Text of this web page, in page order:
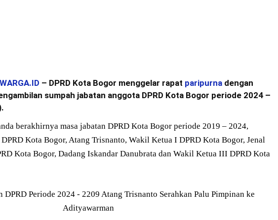
– DPRD Kota Bogor menggelar rapat paripurna dengan
sumpah jabatan anggota DPRD Kota Bogor periode 2024 –
berakhirnya masa jabatan DPRD Kota Bogor periode 2019 – 2024,
Kota Bogor, Atang Trisnanto, Wakil Ketua I DPRD Kota Bogor, Jenal
Kota Bogor, Dadang Iskandar Danubrata dan Wakil Ketua III DPRD Kota